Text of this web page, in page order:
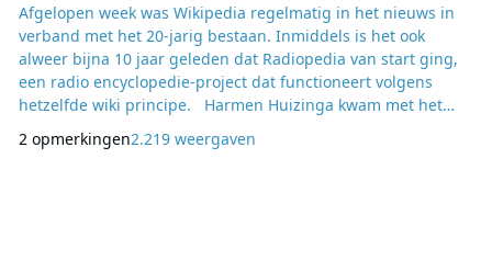
Afgelopen week was Wikipedia regelmatig in het nieuws in
verband met het 20-jarig bestaan. Inmiddels is het ook
alweer bijna 10 jaar geleden dat Radiopedia van start ging,
een radio encyclopedie-project dat functioneert volgens
hetzelfde wiki principe. Harmen Huizinga kwam met het
idee om deze vrije radio encyclopedie te starten naar het
voorbeeld van Wikipedia. Omdat ik zelf ook al een tijdje met
2 opmerkingen2.219 weergaven